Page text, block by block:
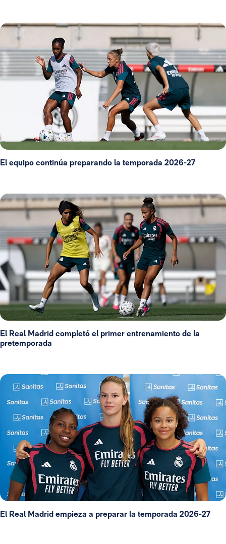
El equipo continúa preparando la temporada 2026-27
El Real Madrid completó el primer entrenamiento de la
pretemporada
El Real Madrid empieza a preparar la temporada 2026-27